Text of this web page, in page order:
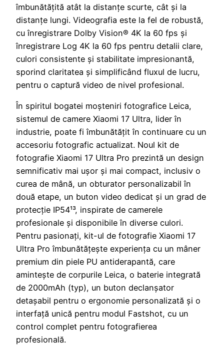
îmbunătățită atât la distanțe scurte, cât și la
distanțe lungi. Videografia este la fel de robustă,
cu înregistrare Dolby Vision® 4K la 60 fps și
înregistrare Log 4K la 60 fps pentru detalii clare,
culori consistente și stabilitate impresionantă,
sporind claritatea și simplificând fluxul de lucru,
pentru o captură video de nivel profesional.
În spiritul bogatei moșteniri fotografice Leica,
sistemul de camere Xiaomi 17 Ultra, lider în
industrie, poate fi îmbunătățit în continuare cu un
accesoriu fotografic actualizat. Noul kit de
fotografie Xiaomi 17 Ultra Pro prezintă un design
semnificativ mai ușor și mai compact, inclusiv o
curea de mână, un obturator personalizabil în
două etape, un buton video dedicat și un grad de
protecție IP54¹³, inspirate de camerele
profesionale și disponibile în diverse culori.
Pentru pasionați, kit-ul de fotografie Xiaomi 17
Ultra Pro îmbunătățește experiența cu un mâner
premium din piele PU antiderapantă, care
amintește de corpurile Leica, o baterie integrată
de 2000mAh (typ), un buton declanșator
detașabil pentru o ergonomie personalizată și o
interfață unică pentru modul Fastshot, cu un
control complet pentru fotografierea
profesională.